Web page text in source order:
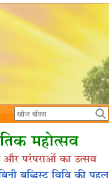
महोत्सव
और परंपराओं का उत्सव
बुद्धिस्ट विवि की पहल